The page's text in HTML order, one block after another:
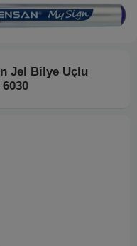
Jel Bilye Uçlu